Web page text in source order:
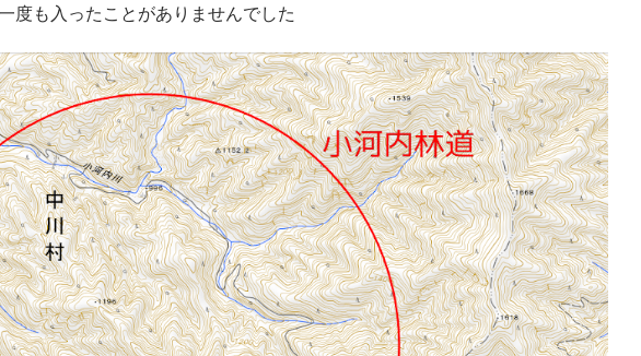
度も入ったことがありませんでした